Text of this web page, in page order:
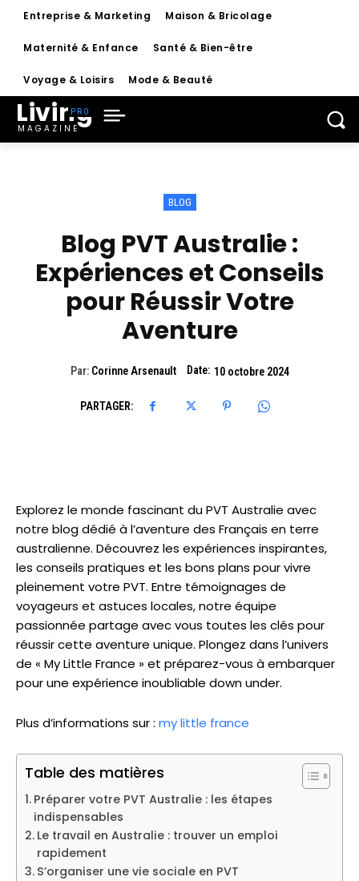
Entreprise & Marketing Maison & Bricolage
Maternité & Enfance Santé & Bien-être
Voyage & Loisirs Mode & Beauté
Living
MAGAZINE
BLOG
Blog PVT Australie :
Expériences et Conseils
pour Réussir Votre
Aventure
Par: Corinne Arsenault Date: 10 octobre 2024
PARTAGER:
Explorez le monde fascinant du PVT Australie avec
notre blog dédié à l’aventure des Français en terre
australienne. Découvrez les expériences inspirantes,
les conseils pratiques et les bons plans pour vivre
pleinement votre PVT. Entre témoignages de
voyageurs et astuces locales, notre équipe
passionnée partage avec vous toutes les clés pour
réussir cette aventure unique. Plongez dans l’univers
de « My Little France » et préparez-vous à embarquer
pour une expérience inoubliable down under.
Plus d’informations sur : my little france
Table des matières
Préparer votre PVT Australie : les étapes
indispensables
Le travail en Australie : trouver un emploi
rapidement
S’organiser une vie sociale en PVT